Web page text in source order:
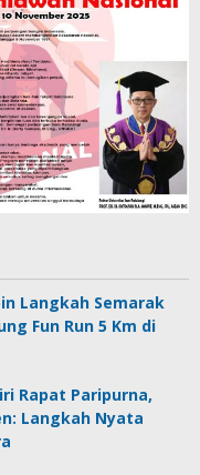
Langkah Semarak
Fun Run 5 Km di
Rapat Paripurna,
Langkah Nyata